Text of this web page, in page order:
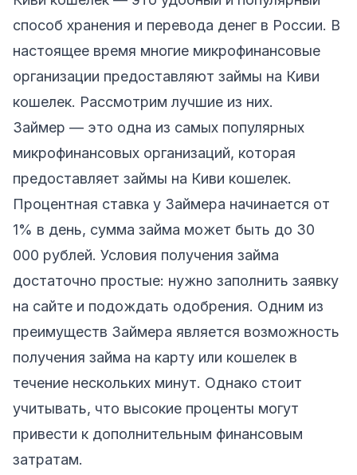
способ хранения и перевода денег в России. В
настоящее время многие микрофинансовые
организации предоставляют займы на Киви
кошелек. Рассмотрим лучшие из них.
Займер — это одна из самых популярных
микрофинансовых организаций, которая
предоставляет займы на Киви кошелек.
Процентная ставка у Займера начинается от
1% в день, сумма займа может быть до 30
000 рублей. Условия получения займа
достаточно простые: нужно заполнить заявку
на сайте и подождать одобрения. Одним из
преимуществ Займера является возможность
получения займа на карту или кошелек в
течение нескольких минут. Однако стоит
учитывать, что высокие проценты могут
привести к дополнительным финансовым
затратам.